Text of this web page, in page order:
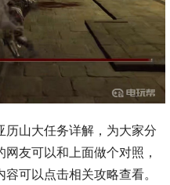
山大任务详解，为大家分
友可以和上面做个对照，
可以点击相关攻略查看。